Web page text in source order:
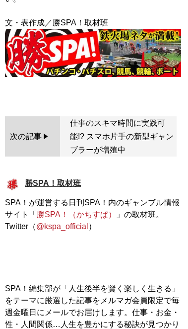
次の記事
仕事のスキマ時間に実践可
能!? スマホ片手の新型ギャン
ブラーが増殖中
勝SPA！取材班
SPA！が運営する日刊SPA！内のギャンブル情報
サイト「 勝SPA！（かちすぱ）
」の取材班。
Twitter（@kspa_official ）
SPA！編集部が「人生後半を賢く楽しく生きる」
をテーマに厳選した記事をメルマガ会員限定で毎
週金曜日にメールでお届けします。仕事・お金・
性・人間関係…人生を豊かにする秘訣が見つかり